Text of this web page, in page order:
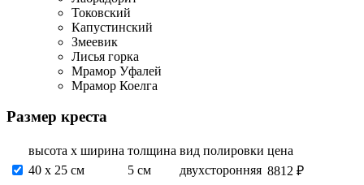
Токовский
Капустинский
Змеевик
Лисья горка
Мрамор Уфалей
Мрамор Коелга
Размер креста
высота х ширина толщина вид полировки цена
40 х 25 см
5 см двухсторонняя 8812 ₽